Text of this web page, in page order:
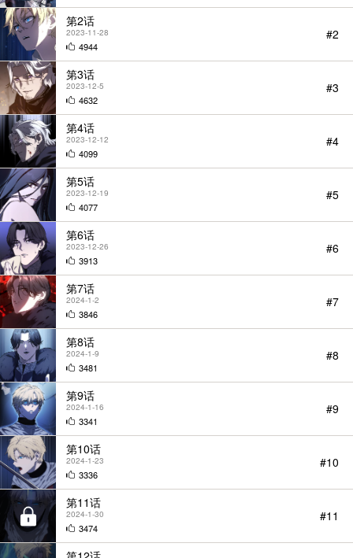
StarScore
第2话
2023-11-28
4944
#2
第3话
2023-12-5
4632
#3
第4话
2023-12-12
4099
#4
第5话
2023-12-19
4077
#5
第6话
2023-12-26
3913
#6
第7话
2024-1-2
3846
#7
第8话
2024-1-9
3481
#8
第9话
2024-1-16
3341
#9
第10话
2024-1-23
3336
#10
第11话
2024-1-30
3474
#11